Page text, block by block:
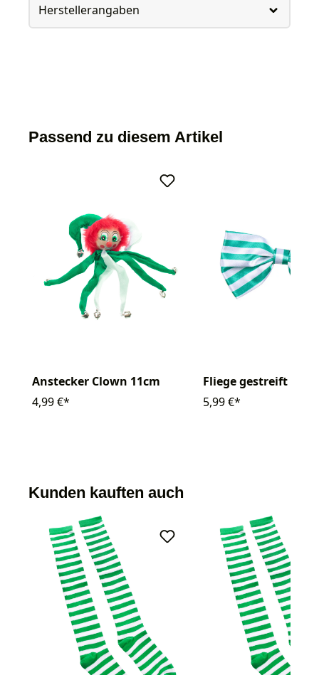
Herstellerangaben
Passend zu diesem Artikel
Anstecker Clown 11cm
4,99 €*
Fliege gestreift
5,99 €*
Kunden kauften auch